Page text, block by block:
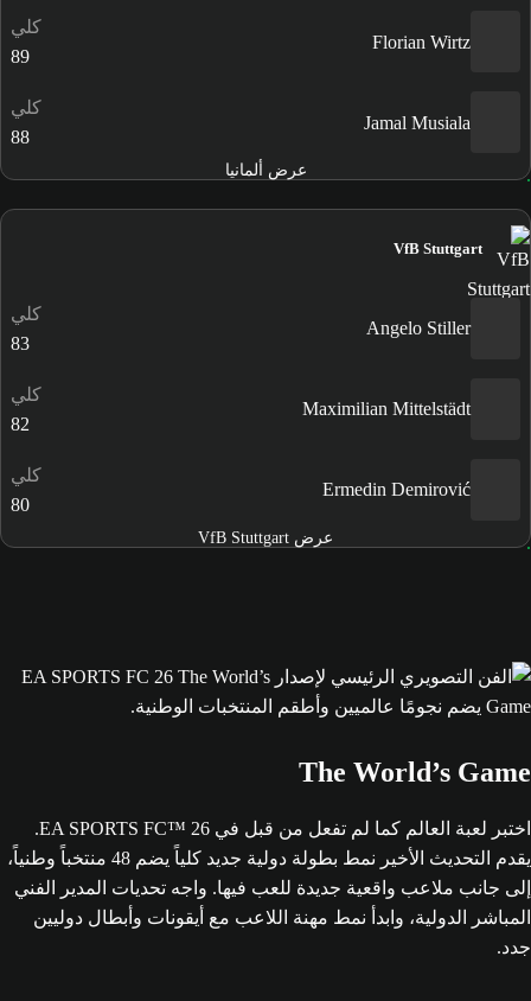
Florian Wirtz
كلي
89
Jamal Musiala
كلي
88
عرض ألمانيا
VfB Stuttgart
Angelo Stiller
كلي
83
Maximilian Mittelstädt
كلي
82
Ermedin Demirović
كلي
80
عرض VfB Stuttgart
The World’s Game
اختبر لعبة العالم كما لم تفعل من قبل في EA SPORTS FC™ 26.
يقدم التحديث الأخير نمط بطولة دولية جديد كلياً يضم 48 منتخباً وطنياً،
إلى جانب ملاعب واقعية جديدة للعب فيها. واجه تحديات المدير الفني
المباشر الدولية، وابدأ نمط مهنة اللاعب مع أيقونات وأبطال دوليين
جدد.